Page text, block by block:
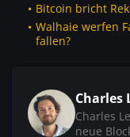
Bitcoin bricht
Walhaie werfen
fallen?
Charles
Charles
neue